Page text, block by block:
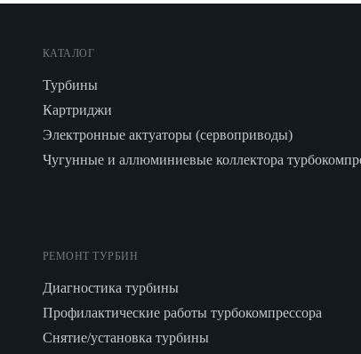
КАТАЛОГ
Турбины
Картриджи
Электронные актуаторы (сервоприводы)
Чугунные и аллюминиевые коллектора
РЕМОНТ ТУРБИН
Диагностика турбины
Профилактические работы турбокомпрессора
Снятие/установка турбины